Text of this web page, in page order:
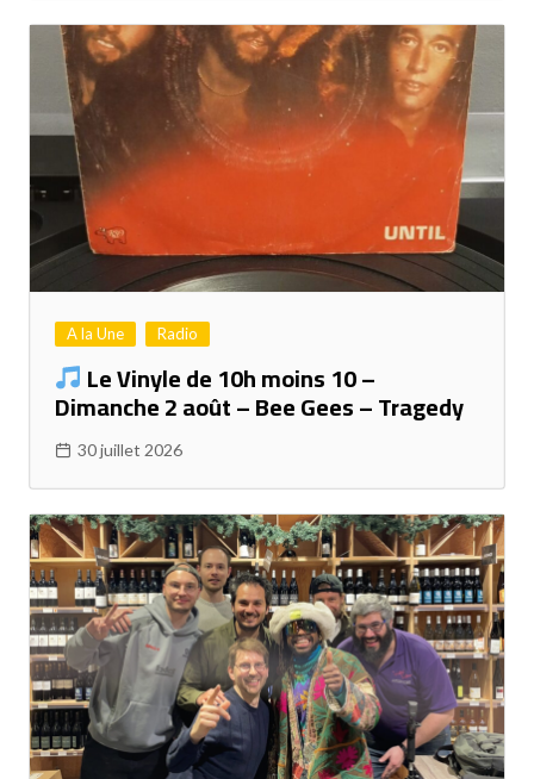
A la Une Radio
Le Vinyle de 10h moins 10 –
Dimanche 2 août – Bee Gees – Tragedy
30 juillet 2026